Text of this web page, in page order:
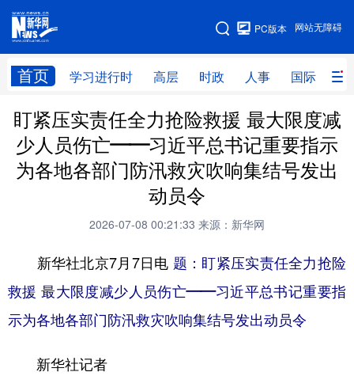
网站无障碍
PC版本
首页 学习进行时 高层 时政 人事 国际 财
网站地图
学习进行时 高层 时政 人事
国际 网评 港澳
科创 量子
访谈 视频 图片 政务
法律 中央文件 金融 汽车
盯紧压实责任全力抢险救援 最大限度减
少人员伤亡——习近平总书记重要指示
为各地各部门防汛救灾吹响集结号发出
动员令
2026-07-08 00:21:33 来源：新华网
新华社北京7月7日电 题：盯紧压实责任全力抢险
救援 最大限度减少人员伤亡——习近平总书记重要指
示为各地各部门防汛救灾吹响集结号发出动员令
新华社记者